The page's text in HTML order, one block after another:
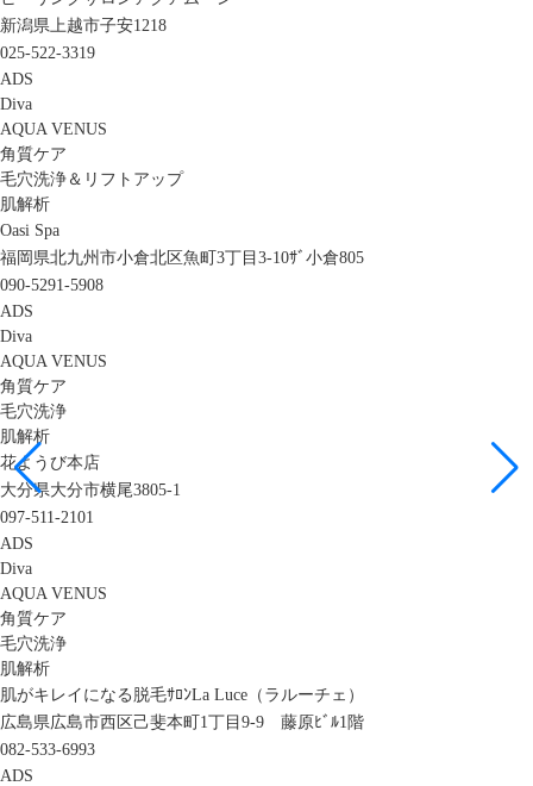
新潟県上越市子安1218
025-522-3319
ADS
Diva
AQUA VENUS
角質ケア
毛穴洗浄＆リフトアップ
肌解析
Oasi Spa
福岡県北九州市小倉北区魚町3丁目3-10ｻﾞ小倉805
090-5291-5908
ADS
Diva
AQUA VENUS
角質ケア
毛穴洗浄
肌解析
花ようび本店
大分県大分市横尾3805-1
097-511-2101
ADS
Diva
AQUA VENUS
角質ケア
毛穴洗浄
肌解析
肌がキレイになる脱毛ｻﾛﾝLa Luce（ラルーチェ）
広島県広島市西区己斐本町1丁目9-9 藤原ﾋﾞﾙ1階
082-533-6993
ADS